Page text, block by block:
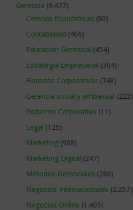
Gerencia (9.477)
Ciencias Económicas (80)
Contabilidad (466)
Educacion Gerencial (454)
Estrategia Empresarial (304)
Finanzas Corporativas (748)
Gerencia social y ambiental (223)
Gobierno Corporativo (11)
Legal (125)
Marketing (988)
Marketing Digital (247)
Métodos Gerenciales (280)
Negocios Internacionales (2.257)
Negocios Online (1.405)